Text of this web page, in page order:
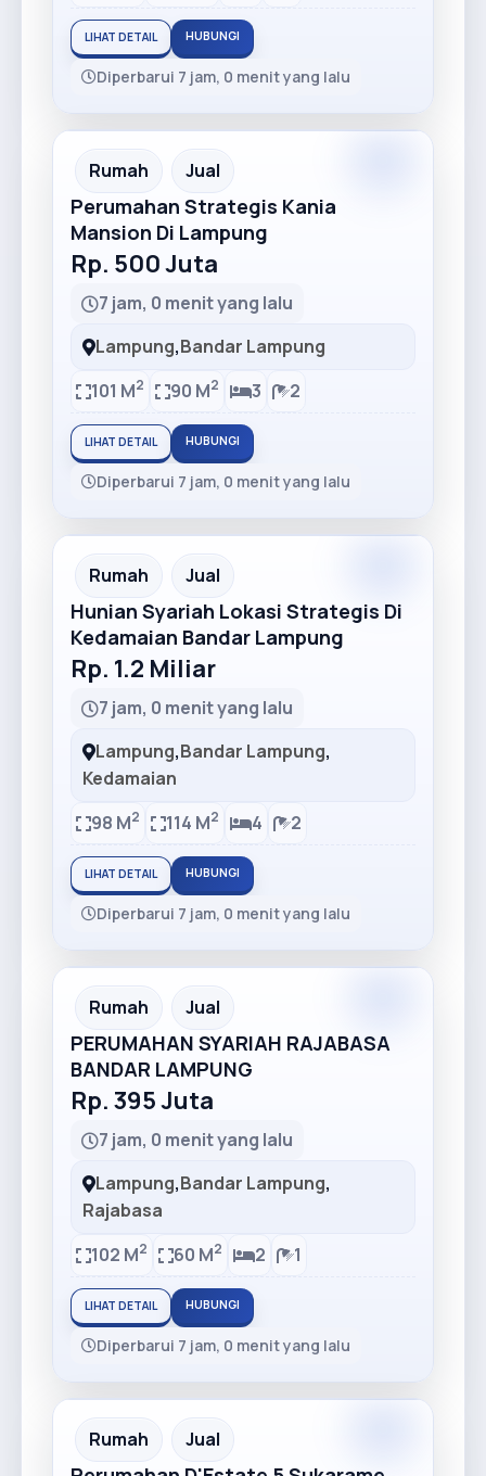
LIHAT DETAIL HUBUNGI
Diperbarui 7 jam, 0 menit yang lalu
Recommended
Rumah Jual
Perumahan Strategis Kania
Mansion Di Lampung
Rp. 500 Juta
7 jam, 0 menit yang lalu
Lampung,Bandar Lampung
101 M2 90 M2 3 2
LIHAT DETAIL HUBUNGI
Diperbarui 7 jam, 0 menit yang lalu
Recommended
Rumah Jual
Hunian Syariah Lokasi Strategis Di
Kedamaian Bandar Lampung
Rp. 1.2 Miliar
7 jam, 0 menit yang lalu
Lampung,Bandar Lampung,
Kedamaian
98 M2 114 M2 4 2
LIHAT DETAIL HUBUNGI
Diperbarui 7 jam, 0 menit yang lalu
Recommended
Rumah Jual
PERUMAHAN SYARIAH RAJABASA
BANDAR LAMPUNG
Rp. 395 Juta
7 jam, 0 menit yang lalu
Lampung,Bandar Lampung,
Rajabasa
102 M2 60 M2 2 1
LIHAT DETAIL HUBUNGI
Diperbarui 7 jam, 0 menit yang lalu
Recommended
Rumah Jual